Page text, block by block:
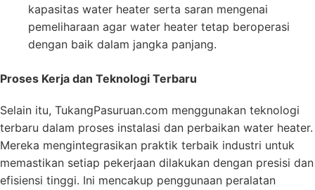
kapasitas water heater serta saran mengenai
pemeliharaan agar water heater tetap beroperasi
dengan baik dalam jangka panjang.
Proses Kerja dan Teknologi Terbaru
Selain itu, TukangPasuruan.com menggunakan teknologi
terbaru dalam proses instalasi dan perbaikan water heater.
Mereka mengintegrasikan praktik terbaik industri untuk
memastikan setiap pekerjaan dilakukan dengan presisi dan
efisiensi tinggi. Ini mencakup penggunaan peralatan